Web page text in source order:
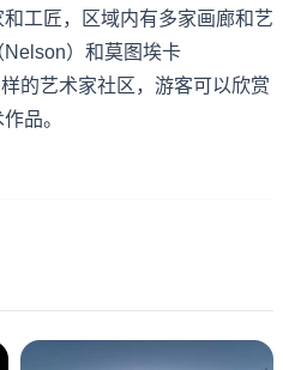
工匠，区域内有多家画廊和艺
）和莫图埃卡
的艺术家社区，游客可以欣赏
品。